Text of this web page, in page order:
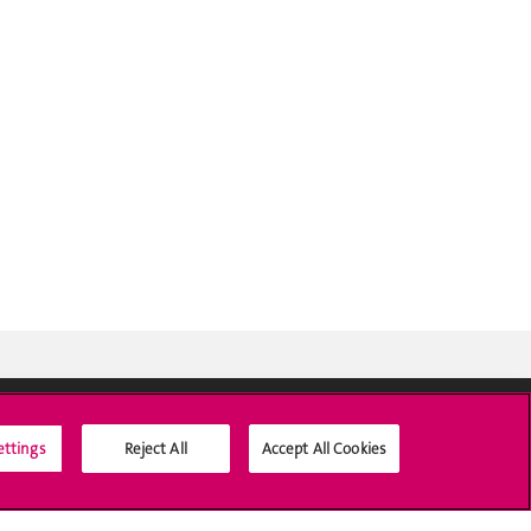
Médias sociaux UNIGE
Reject All Accept All Cookies